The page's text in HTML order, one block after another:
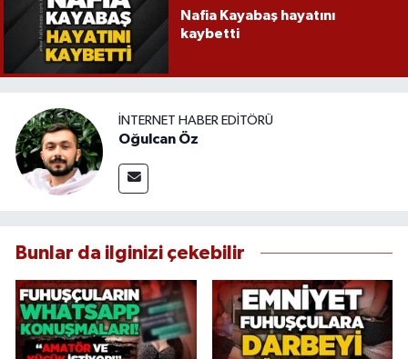
Nafia Kayabaş hayatını
kaybetti
İNTERNET HABER EDITÖRÜ
Oğulcan Öz
Bunlar da ilginizi çekebilir